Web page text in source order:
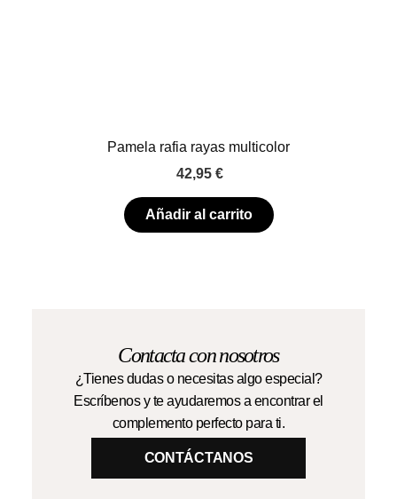
Pamela rafia rayas multicolor
42,95 €
Añadir al carrito
Contacta con nosotros
¿Tienes dudas o necesitas algo especial?
Escríbenos y te ayudaremos a encontrar el
complemento perfecto para ti.
CONTÁCTANOS